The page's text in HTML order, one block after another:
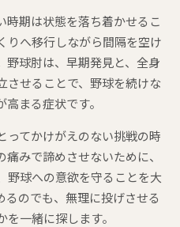
時期は状態を落ち着かせるこ
りへ移行しながら間隔を空け
野球肘は、早期発見と、全身
させることで、野球を続けな
まる症状です。
ってかけがえのない挑戦の時
みで諦めさせないために、
野球への意欲を守ることを大
のでも、無理に投げさせる
一緒に探します。